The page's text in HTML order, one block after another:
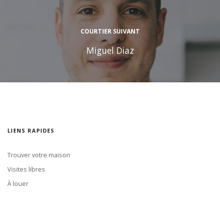
COURTIER SUIVANT
Miguel Diaz
LIENS RAPIDES
Trouver votre maison
Visites libres
À louer